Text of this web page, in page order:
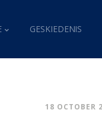
GESKIEDENIS
18 OCTOBER